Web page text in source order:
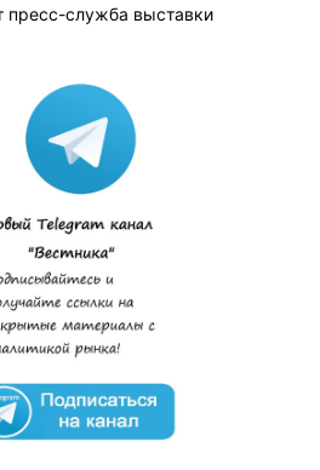
пресс-служба выставки